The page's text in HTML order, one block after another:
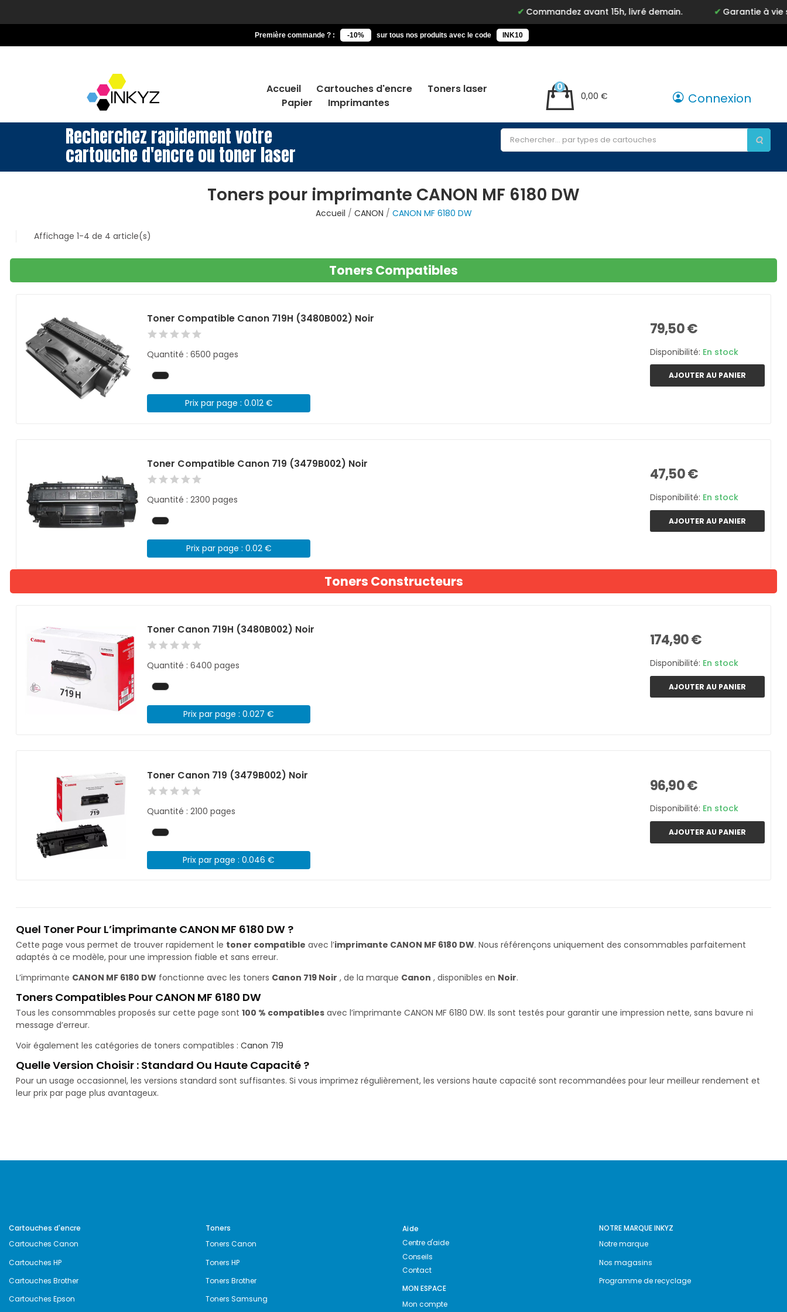
Commandez avant 15h, livré demain. Garantie à vie sur
Première commande ? : -10% sur tous nos produits avec le code INK10
Accueil Cartouches d'encre
Toners laser
Papier
Imprimantes
0,00 €
0
Connexion
Recherchez rapidement votre
cartouche d'encre ou toner laser
Toners pour imprimante CANON MF 6180 DW
Accueil CANON
CANON MF 6180 DW
Affichage 1-4 de 4 article(s)
Toners Compatibles
Toner Compatible Canon 719H (3480B002) Noir
Quantité : 6500 pages
Prix par page : 0.012 €
79,50 €
Disponibilité: En stock
AJOUTER AU PANIER
Toner Compatible Canon 719 (3479B002) Noir
Quantité : 2300 pages
Prix par page : 0.02 €
47,50 €
Disponibilité: En stock
AJOUTER AU PANIER
Toners Constructeurs
Toner Canon 719H (3480B002) Noir
Quantité : 6400 pages
Prix par page : 0.027 €
174,90 €
Disponibilité: En stock
AJOUTER AU PANIER
Toner Canon 719 (3479B002) Noir
Quantité : 2100 pages
Prix par page : 0.046 €
96,90 €
Disponibilité: En stock
AJOUTER AU PANIER
Quel Toner Pour L’imprimante CANON MF 6180 DW ?
Cette page vous permet de trouver rapidement le toner compatible avec l’imprimante CANON MF 6180 DW. Nous référençons uniquement des consommables parfaitement
adaptés à ce modèle, pour une impression fiable et sans erreur.
L’imprimante CANON MF 6180 DW fonctionne avec les toners Canon 719 Noir , de la marque Canon , disponibles en Noir.
Toners Compatibles Pour CANON MF 6180 DW
Tous les consommables proposés sur cette page sont 100 % compatibles avec l’imprimante CANON MF 6180 DW. Ils sont testés pour garantir une impression nette, sans bavure ni
message d’erreur.
Voir également les catégories de toners compatibles : Canon 719
Quelle Version Choisir : Standard Ou Haute Capacité ?
Pour un usage occasionnel, les versions standard sont suffisantes. Si vous imprimez régulièrement, les versions haute capacité sont recommandées pour leur meilleur rendement et
leur prix par page plus avantageux.
Cartouches d'encre
Cartouches Canon
Cartouches HP
Cartouches Brother
Cartouches Epson
Toners
Toners Canon
Toners HP
Toners Brother
Toners Samsung
Aide
Centre d'aide
Conseils
Contact
MON ESPACE
Mon compte
NOTRE MARQUE INKYZ
Notre marque
Nos magasins
Programme de recyclage